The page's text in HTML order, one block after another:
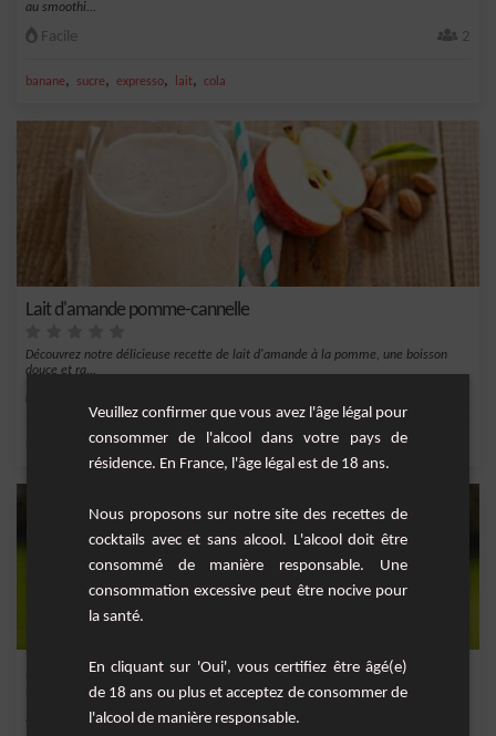
au smoothi...
Facile 2
banane, sucre, expresso, lait, cola
Lait d'amande pomme-cannelle
Découvrez notre délicieuse recette de lait d'amande à la pomme, une boisson
douce et ra...
,sel,café,cannelle
Smoothie Banane Figue et Cacao
Smoothie ultra gourmand pour faire le plein d'énergie rapidement.
Veuillez confirmer que vous avez l'âge légal pour
consommer de l'alcool dans votre pays de
résidence. En France, l'âge légal est de 18 ans.
Nous proposons sur notre site des recettes de
cocktails avec et sans alcool. L'alcool doit être
consommé de manière responsable. Une
consommation excessive peut être nocive pour
la santé.
En cliquant sur 'Oui', vous certifiez être âgé(e)
de 18 ans ou plus et acceptez de consommer de
l'alcool de manière responsable.